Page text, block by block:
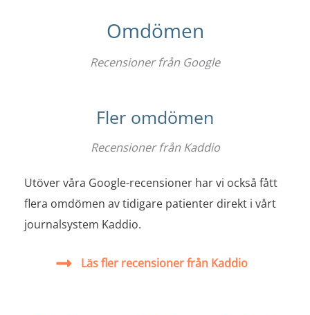
Omdömen
Recensioner från Google
Fler omdömen
Recensioner från Kaddio
Utöver våra Google-recensioner har vi också fått
flera omdömen av tidigare patienter direkt i vårt
journalsystem Kaddio.
Läs fler recensioner från Kaddio